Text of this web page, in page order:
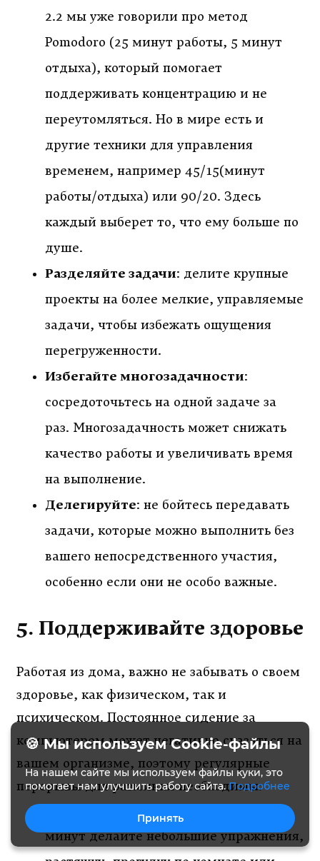
2.2 мы уже говорили про метод
Pomodoro (25 минут работы, 5 минут
отдыха), который помогает
поддерживать концентрацию и не
переутомляться. Но в мире есть и
другие техники для управления
временем, например 45/15(минут
работы/отдыха) или 90/20. Здесь
каждый выберет то, что ему больше по
душе.
Разделяйте задачи: делите крупные
проекты на более мелкие, управляемые
задачи, чтобы избежать ощущения
перегруженности.
Избегайте многозадачности:
сосредоточьтесь на одной задаче за
раз. Многозадачность может снижать
качество работы и увеличивать время
на выполнение.
Делегируйте: не бойтесь передавать
задачи, которые можно выполнить без
вашего непосредственного участия,
особенно если они не особо важные.
5. Поддерживайте здоровье
Работая из дома, важно не забывать о своем
здоровье, как физическом, так и
психическом. Постоянное сидение за
компьютером может негативно сказаться на
вашем организме, поэтому регулярные
перерывы для разминки необходимы:
минут делайте небольшие упражнения,
🍪 Мы используем Cookie-файлы
На нашем сайте мы используем файлы куки, это
помогает нам улучшить работу сайта.Подробнее
Принять